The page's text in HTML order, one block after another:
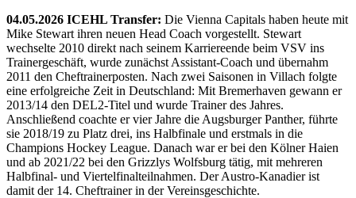
04.05.2026 ICEHL Transfer: Die Vienna Capitals haben heute mit
Mike Stewart ihren neuen Head Coach vorgestellt. Stewart
wechselte 2010 direkt nach seinem Karriereende beim VSV ins
Trainergeschäft, wurde zunächst Assistant-Coach und übernahm
2011 den Cheftrainerposten. Nach zwei Saisonen in Villach folgte
eine erfolgreiche Zeit in Deutschland: Mit Bremerhaven gewann er
2013/14 den DEL2-Titel und wurde Trainer des Jahres.
Anschließend coachte er vier Jahre die Augsburger Panther, führte
sie 2018/19 zu Platz drei, ins Halbfinale und erstmals in die
Champions Hockey League. Danach war er bei den Kölner Haien
und ab 2021/22 bei den Grizzlys Wolfsburg tätig, mit mehreren
Halbfinal- und Viertelfinalteilnahmen. Der Austro-Kanadier ist
damit der 14. Cheftrainer in der Vereinsgeschichte.